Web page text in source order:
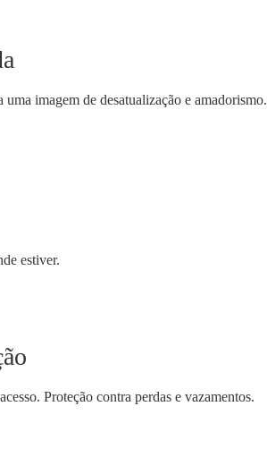
imagem de desatualização e amadorismo.
estiver.
Proteção contra perdas e vazamentos.